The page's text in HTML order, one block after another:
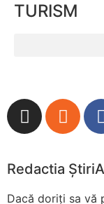
TURISM
Redactia
Dacă doriţi sa vă